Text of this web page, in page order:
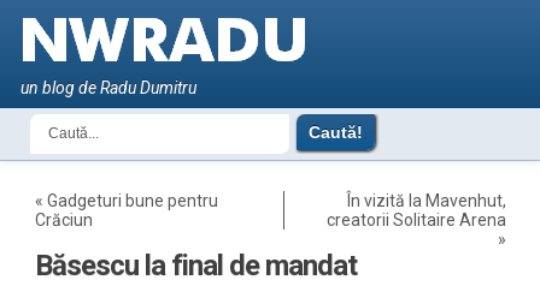
un blog de Radu Dumitru
«Gadgeturi bune pentru
Crăciun
În vizită la Mavenhut,
creatorii Solitaire Arena
»
Băsescu la final de mandat